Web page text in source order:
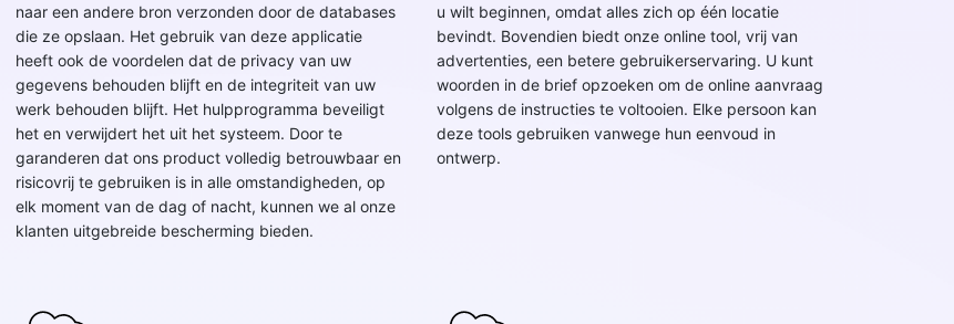
naar een andere bron verzonden door de databases
die ze opslaan. Het gebruik van deze applicatie
heeft ook de voordelen dat de privacy van uw
gegevens behouden blijft en de integriteit van uw
werk behouden blijft. Het hulpprogramma beveiligt
het en verwijdert het uit het systeem. Door te
garanderen dat ons product volledig betrouwbaar en
risicovrij te gebruiken is in alle omstandigheden, op
elk moment van de dag of nacht, kunnen we al onze
klanten uitgebreide bescherming bieden.
u wilt beginnen, omdat alles zich op één locatie
bevindt. Bovendien biedt onze online tool, vrij van
advertenties, een betere gebruikerservaring. U kunt
woorden in de brief opzoeken om de online aanvraag
volgens de instructies te voltooien. Elke persoon kan
deze tools gebruiken vanwege hun eenvoud in
ontwerp.